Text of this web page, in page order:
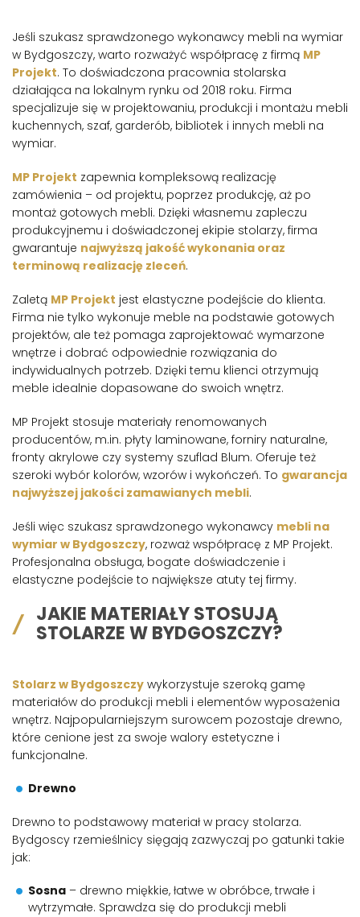
Jeśli szukasz sprawdzonego wykonawcy mebli na wymiar
w Bydgoszczy, warto rozważyć współpracę z firmą MP
Projekt. To doświadczona pracownia stolarska
działająca na lokalnym rynku od 2018 roku. Firma
specjalizuje się w projektowaniu, produkcji i montażu mebli
kuchennych, szaf, garderób, bibliotek i innych mebli na
wymiar.
MP Projekt zapewnia kompleksową realizację
zamówienia – od projektu, poprzez produkcję, aż po
montaż gotowych mebli. Dzięki własnemu zapleczu
produkcyjnemu i doświadczonej ekipie stolarzy, firma
gwarantuje najwyższą jakość wykonania oraz
terminową realizację zleceń.
Zaletą MP Projekt jest elastyczne podejście do klienta.
Firma nie tylko wykonuje meble na podstawie gotowych
projektów, ale też pomaga zaprojektować wymarzone
wnętrze i dobrać odpowiednie rozwiązania do
indywidualnych potrzeb. Dzięki temu klienci otrzymują
meble idealnie dopasowane do swoich wnętrz.
MP Projekt stosuje materiały renomowanych
producentów, m.in. płyty laminowane, forniry naturalne,
fronty akrylowe czy systemy szuflad Blum. Oferuje też
szeroki wybór kolorów, wzorów i wykończeń. To gwarancja
najwyższej jakości zamawianych mebli.
Jeśli więc szukasz sprawdzonego wykonawcy mebli na
wymiar w Bydgoszczy, rozważ współpracę z MP Projekt.
Profesjonalna obsługa, bogate doświadczenie i
elastyczne podejście to największe atuty tej firmy.
JAKIE MATERIAŁY STOSUJĄ
STOLARZE W BYDGOSZCZY?
Stolarz w Bydgoszczy wykorzystuje szeroką gamę
materiałów do produkcji mebli i elementów wyposażenia
wnętrz. Najpopularniejszym surowcem pozostaje drewno,
które cenione jest za swoje walory estetyczne i
funkcjonalne.
Drewno
Drewno to podstawowy materiał w pracy stolarza.
Bydgoscy rzemieślnicy sięgają zazwyczaj po gatunki takie
jak:
Sosna – drewno miękkie, łatwe w obróbce, trwałe i
wytrzymałe. Sprawdza się do produkcji mebli